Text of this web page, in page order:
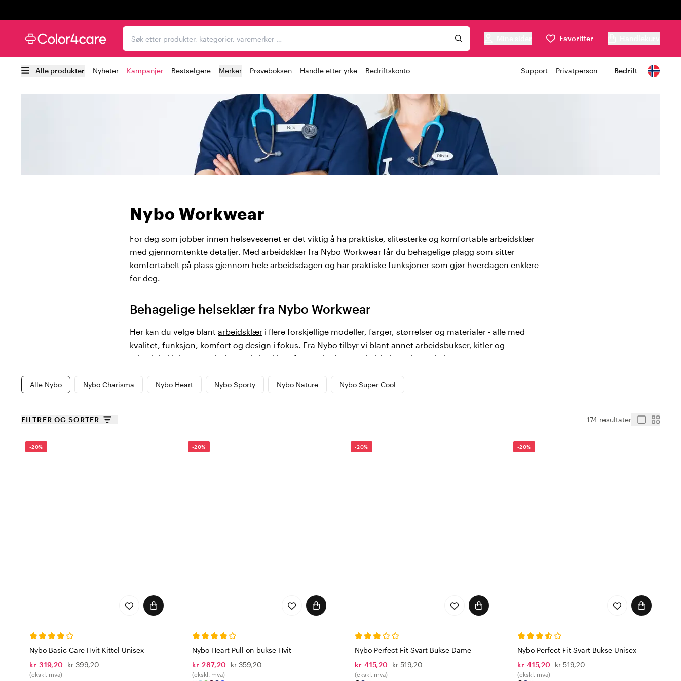
Søk etter produkter, kategorier, varemerker …
Favoritter
Alle produkter Nyheter Kampanjer Bestselgere Merker Prøveboksen Handle etter yrke Bedriftskonto Support Privatperson Bedrift
Nybo Workwear
For deg som jobber innen helsevesenet er det viktig å ha praktiske, slitesterke og komfortable arbeidsklær
med gjennomtenkte detaljer. Med arbeidsklær fra Nybo Workwear får du behagelige plagg som sitter
komfortabelt på plass gjennom hele arbeidsdagen og har praktiske funksjoner som gjør hverdagen enklere
for deg.
Behagelige helseklær fra Nybo Workwear
Her kan du velge blant arbeidsklær i flere forskjellige modeller, farger, størrelser og materialer - alle med
kvalitet, funksjon, komfort og design i fokus. Fra Nybo tilbyr vi blant annet arbeidsbukser, kitler og
sykepleierkjoler
som gir deg maksimal komfort under lange arbeidsdager innen helsevesenet.
Nybo klær hos Color4care
helsepersonell. Her er det plagg for både kvinner og menn, i flere forskjellige modeller, størrelser, materialer
også miljømerket med blant annet Oeko-tex, Made in green Oeko-tex og STeP Oeko-tex. Flere av plaggene
oppfyller også Bluesign, en merking for bærekraftig tekstilproduksjon, SA8000 for sosial bærekraft, og
Arbeidsklærne er også nøye testet for å oppfylle helsevesenets høye krav til kvalitet, holdbarhet og mulighet
for vask ved høye temperaturer. Nybo var en av de første i bransjen til å oppfylle ISO 15797, noe som betyr at
Nybos arbeidsklær tåler industriell vask - et viktig krav for mange virksomheter innen helsevesenet.
Alle Nybo Nybo Charisma Nybo Heart Nybo Sporty Nybo Nature Nybo Super Cool
FILTRER OG SORTER 174 resultater
-20%
Nybo Basic Care Hvit Kittel Unisex
kr 319,20 kr 399,20
(ekskl. mva)
-20%
Nybo Heart Pull on-bukse Hvit
kr 287,20 kr 359,20
(ekskl. mva)
-20%
Nybo Perfect Fit Svart Bukse Dame
kr 415,20 kr 519,20
(ekskl. mva)
-20%
Nybo Perfect Fit Svart Bukse Unisex
kr 415,20 kr 519,20
(ekskl. mva)